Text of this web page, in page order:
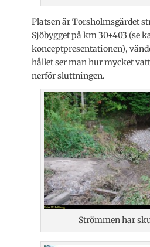
Platsen är Torsholmsgärdet
Sjöbygget på km 30+403 (se
konceptpresentationen),
hållet ser man hur mycket
nerför sluttningen.
Strömmen har